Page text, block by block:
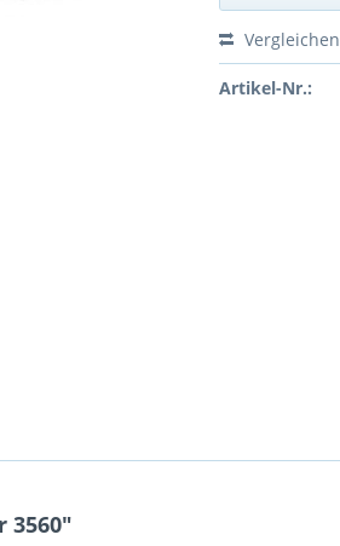
Vergleichen
Artikel-Nr.:
3560"